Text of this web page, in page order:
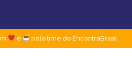
e pelo time do EncontraBrasil